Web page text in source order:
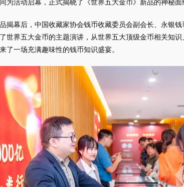
为活动启幕，正式揭晓了《世界五大金币》新品的神秘面
幕后，中国收藏家协会钱币收藏委员会副会长、永银钱
世界五大金币的主题演讲，从世界五大顶级金币相关知
了一场充满趣味性的钱币知识盛宴。